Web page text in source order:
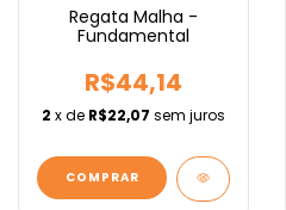
Regata Malha -
Fundamental
R$44,14
2 x de R$22,07 sem juros
COMPRAR